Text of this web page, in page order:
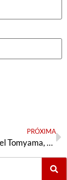
PRÓXIMA
Ceará: Rafael Tomyama, pré-candidato a deputado federal